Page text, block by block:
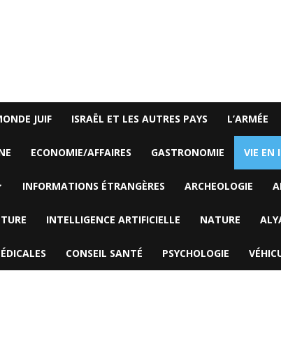
JUIF ISRAËL ET LES AUTRES PAYS L’ARMÉE
ECONOMIE/AFFAIRES GASTRONOMIE VIE EN
INFORMATIONS ÉTRANGÈRES ARCHEOLOGIE
INTELLIGENCE ARTIFICIELLE NATURE
CONSEIL SANTÉ PSYCHOLOGIE